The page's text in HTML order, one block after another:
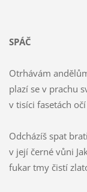
SPÁČ
Otrhávám
plazí se v prachu
v tisíci fasetách
Odcházíš spat
v její černé vůni
fukar tmy čistí